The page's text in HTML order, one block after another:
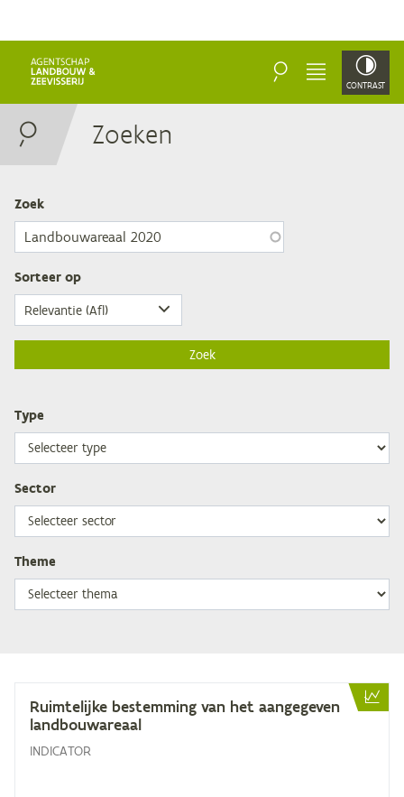
ZOEKEN MENU CONTRAST
Zoe­ken
Zoek
Sor­teer op
Zoek
Type
Sector
Theme
Ruim­te­lij­ke be­stem­ming van het aan­ge­ge­ven
landbouwareaal
INDICATOR